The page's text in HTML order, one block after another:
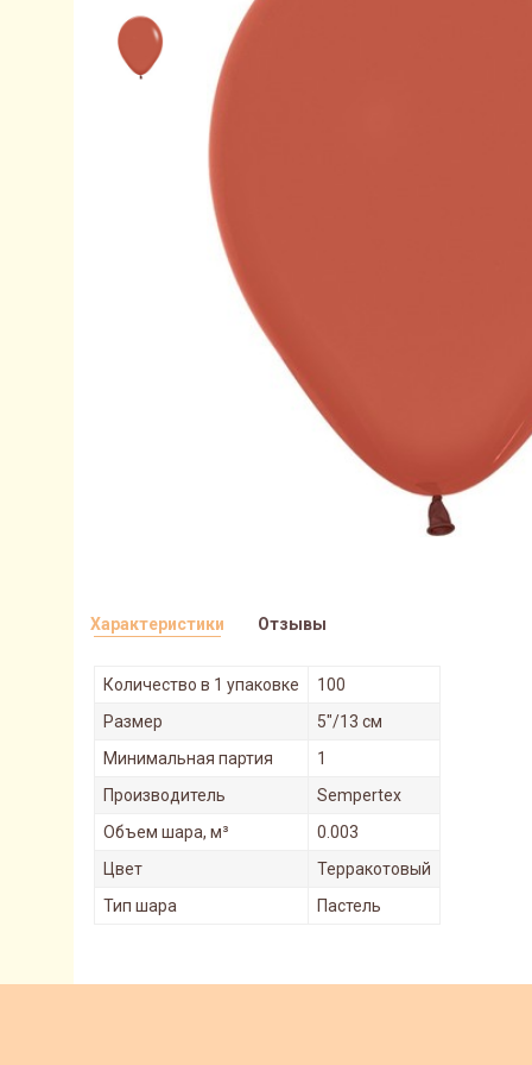
Характеристики
Количество в 1 упаковке
100
Размер
5"/13 см
Минимальная партия
1
Производитель
Sempertex
Объем шара, м³
0.003
Цвет
Терракотовый
Тип шара
Пастель
Отзывы